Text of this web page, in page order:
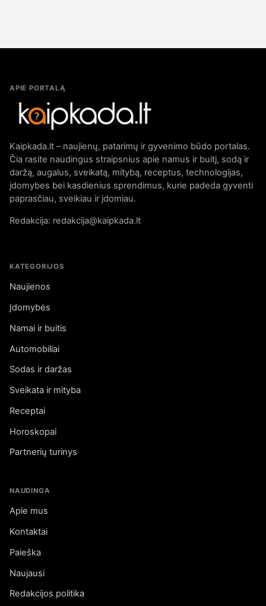
APIE PORTALĄ
Kaipkada.lt – naujienų, patarimų ir gyvenimo būdo portalas.
Čia rasite naudingus straipsnius apie namus ir buitį, sodą ir
daržą, augalus, sveikatą, mitybą, receptus, technologijas,
įdomybes bei kasdienius sprendimus, kurie padeda gyventi
paprasčiau, sveikiau ir įdomiau.
Redakcija: redakcija@kaipkada.lt
KATEGORIJOS
Naujienos
Įdomybės
Namai ir buitis
Automobiliai
Sodas ir daržas
Sveikata ir mityba
Receptai
Horoskopai
Partnerių turinys
NAUDINGA
Apie mus
Kontaktai
Paieška
Naujausi
Redakcijos politika